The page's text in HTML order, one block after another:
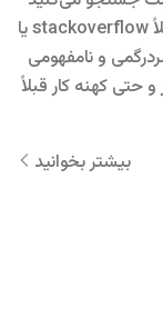
و می‌بینید دقیقاً و عیناً همان سؤال شما در مثلاً stackoverflow یا
و نامفهومی
و حتی کهنه کار قبلاً
بیشتر بخوانید